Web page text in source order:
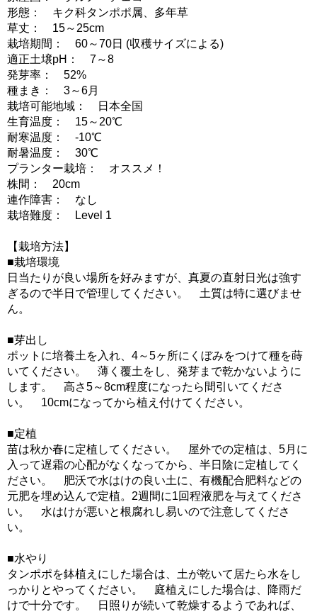
形態： キク科タンポポ属、多年草
草丈： 15～25cm
栽培期間： 60～70日 (収穫サイズによる)
適正土壌pH： 7～8
発芽率： 52%
種まき： 3～6月
栽培可能地域： 日本全国
生育温度： 15～20℃
耐寒温度： -10℃
耐暑温度： 30℃
プランター栽培： オススメ！
株間： 20cm
連作障害： なし
栽培難度： Level 1
【栽培方法】
■栽培環境
日当たりが良い場所を好みますが、真夏の直射日光は強す
ぎるので半日で管理してください。 土質は特に選びませ
ん。
■芽出し
ポットに培養土を入れ、4～5ヶ所にくぼみをつけて種を蒔
いてください。 薄く覆土をし、発芽まで乾かないように
します。 高さ5～8cm程度になったら間引いてくださ
い。 10cmになってから植え付けてください。
■定植
苗は秋か春に定植してください。 屋外での定植は、5月に
入って遅霜の心配がなくなってから、半日陰に定植してく
ださい。 肥沃で水はけの良い土に、有機配合肥料などの
元肥を埋め込んで定植。2週間に1回程液肥を与えてくださ
い。 水はけが悪いと根腐れし易いので注意してくださ
い。
■水やり
タンポポを鉢植えにした場合は、土が乾いて居たら水をし
っかりとやってください。 庭植えにした場合は、降雨だ
けで十分です。 日照りが続いて乾燥するようであれば、